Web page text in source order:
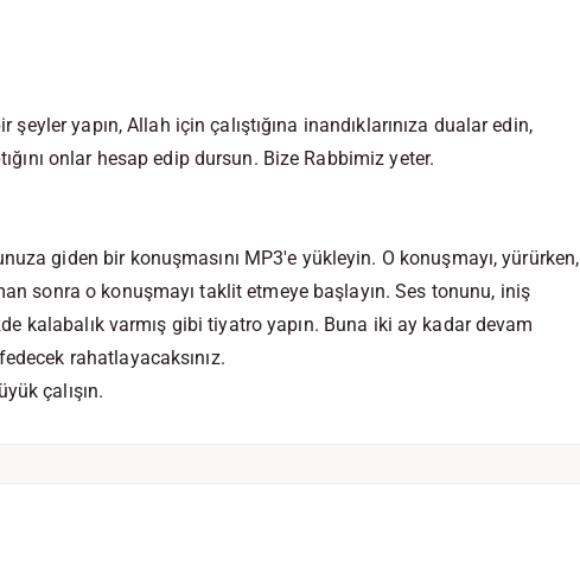
yapın, Allah için çalıştığına inandıklarınıza dualar edin,
onlar hesap edip dursun. Bize Rabbimiz yeter.
giden bir konuşmasını MP3'e yükleyin. O konuşmayı, yürürken,
sonra o konuşmayı taklit etmeye başlayın. Ses tonunu, iniş
kalabalık varmış gibi tiyatro yapın. Buna iki ay kadar devam
rahatlayacaksınız.
çalışın.